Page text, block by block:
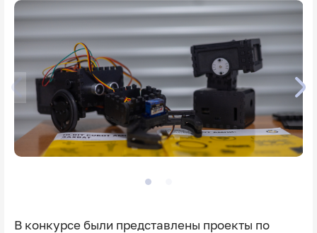
В конкурсе были представлены проекты по